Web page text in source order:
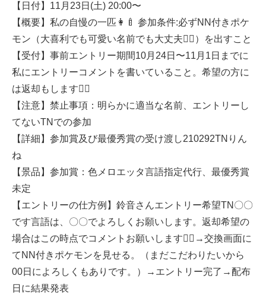
【日付】11月23日(土) 20:00〜
【概要】私の自慢の一匹👩‍🍼 参加条件:必ずNN付きポケ
モン（大喜利でも可愛い名前でも大丈夫🙆‍♀）を出すこと
【受付】事前エントリー期間10月24日〜11月1日までに
私にエントリーコメントを書いていること。希望の方に
は返却もします🙇‍♀
【注意】禁止事項：明らかに適当な名前、エントリーし
てないTNでの参加
【詳細】​​参加賞及び最優秀賞の受け渡し210292TNりん
ね
【景品】参加賞：色メロエッタ言語指定代行、最優秀賞
未定
【エントリーの仕方例】鈴音さんエントリー希望TN〇〇
です言語は、〇〇でよろしくお願いします。返却希望の
場合はこの時点でコメントお願いします🙇‍♀→交換画面に
てNN付きポケモンを見せる。（まだこだわりたいから
00日によろしくもありです。）→エントリー完了→配布
日に結果発表